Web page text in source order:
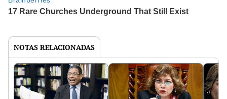
NOTAS RELACIONADAS